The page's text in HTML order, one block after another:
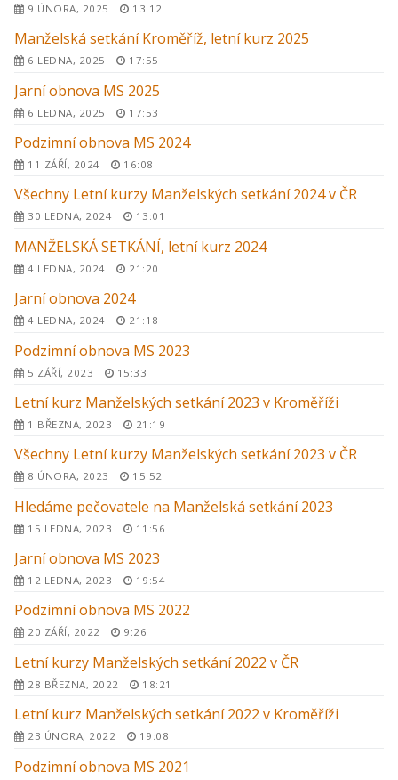
9 ÚNORA, 2025 13:12
Manželská setkání Kroměříž, letní kurz 2025
6 LEDNA, 2025 17:55
Jarní obnova MS 2025
6 LEDNA, 2025 17:53
Podzimní obnova MS 2024
11 ZÁŘÍ, 2024 16:08
Všechny Letní kurzy Manželských setkání 2024 v ČR
30 LEDNA, 2024 13:01
MANŽELSKÁ SETKÁNÍ, letní kurz 2024
4 LEDNA, 2024 21:20
Jarní obnova 2024
4 LEDNA, 2024 21:18
Podzimní obnova MS 2023
5 ZÁŘÍ, 2023 15:33
Letní kurz Manželských setkání 2023 v Kroměříži
1 BŘEZNA, 2023 21:19
Všechny Letní kurzy Manželských setkání 2023 v ČR
8 ÚNORA, 2023 15:52
Hledáme pečovatele na Manželská setkání 2023
15 LEDNA, 2023 11:56
Jarní obnova MS 2023
12 LEDNA, 2023 19:54
Podzimní obnova MS 2022
20 ZÁŘÍ, 2022 9:26
Letní kurzy Manželských setkání 2022 v ČR
28 BŘEZNA, 2022 18:21
Letní kurz Manželských setkání 2022 v Kroměříži
23 ÚNORA, 2022 19:08
Podzimní obnova MS 2021